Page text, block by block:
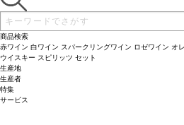
商品検索
赤ワイン 白ワイン スパークリングワイン ロゼワイン オ
ウイスキー スピリッツ セット
生産地
生産者
特集
サービス